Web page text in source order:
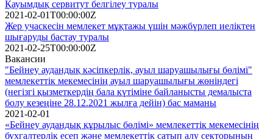
Қауымдық сервитут белгілеу туралы
2021-02-01T00:00:00Z
Жер учаскесін мемлекет мұқтажы үшін мәжбүрлеп иеліктен
шығаруды бастау туралы
2021-02-25T00:00:00Z
Вакансии
"Бейнеу аудандық кәсіпкерлік, ауыл шаруашылығы бөлімі"
мемлекеттік мекемесінің ауыл шаруашылығы жөніндегі
(негізгі қызметкердің бала күтіміне байланысты демалыста
болу кезеңіне 28.12.2021 жылға дейін) бас маманы
2021-02-01
«Бейнеу аудандық құрылыс бөлімі» мемлекеттік мекемесінің
бухгалтерлік есеп және мемлекеттік сатып алу секторының